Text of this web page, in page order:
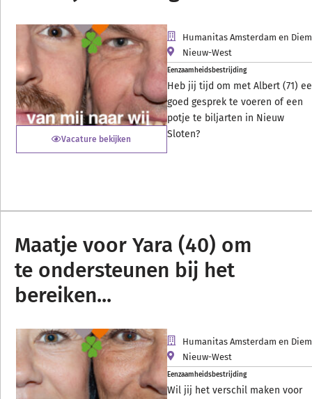
Vacature bekijken
Humanitas Amsterdam en
Nieuw-West
Eenzaamheidsbestrijding
Heb jij tijd om met Albert (71)
goed gesprek te voeren of een
potje te biljarten in Nieuw
Sloten?
Maatje voor Yara (40) om
te ondersteunen bij het
bereiken...
Humanitas Amsterdam en
Nieuw-West
Eenzaamheidsbestrijding
Wil jij het verschil maken voor